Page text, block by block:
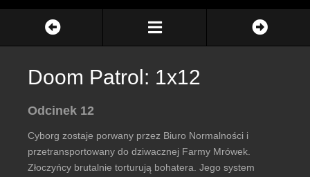
Doom Patrol: 1x12
Odcinek 12
Cyborg zostaje porwany przez Biuro Normalności i
przetransportowany do dziwacznej Farmy Mrówek.
Złoczyńcy brutalnie torturują bohatera. Jego system